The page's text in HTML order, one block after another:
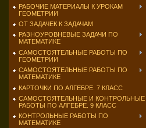
РАБОЧИЕ МАТЕРИАЛЫ К УРОКАМ
ГЕОМЕТРИИ
ОТ ЗАДАЧЕК К ЗАДАЧАМ
РАЗНОУРОВНЕВЫЕ ЗАДАЧИ ПО
МАТЕМАТИКЕ
САМОСТОЯТЕЛЬНЫЕ РАБОТЫ ПО
ГЕОМЕТРИИ
САМОСТОЯТЕЛЬНЫЕ РАБОТЫ ПО
МАТЕМАТИКЕ
КАРТОЧКИ ПО АЛГЕБРЕ. 7 КЛАСС
САМОСТОЯТЕЛЬНЫЕ И КОНТРОЛЬНЫЕ
РАБОТЫ ПО АЛГЕБРЕ. 9 КЛАСС
КОНТРОЛЬНЫЕ РАБОТЫ ПО
МАТЕМАТИКЕ